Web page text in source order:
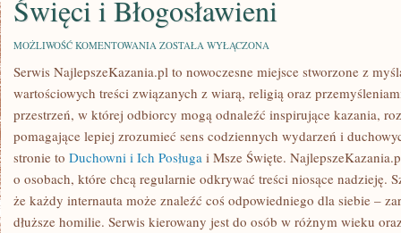
Święci i Błogosławieni
MOŻLIWOŚĆ KOMENTOWANIA ŚWIĘCI
BŁOGOSŁAWIENI
ZOSTAŁA WYŁĄCZONA
Serwis NajlepszeKazania.pl to nowoczesne miejsce stworzone z
wartościowych treści związanych z wiarą, religią oraz
przestrzeń, w której odbiorcy mogą odnaleźć inspirujące kazania,
pomagające lepiej zrozumieć sens codziennych wydarzeń i
stronie to Duchowni i Ich Posługa i Msze Święte.
o osobach, które chcą regularnie odkrywać treści niosące nadzieję.
że każdy internauta może znaleźć coś odpowiedniego dla siebie –
dłuższe homilie. Serwis kierowany jest do osób w różnym wieku